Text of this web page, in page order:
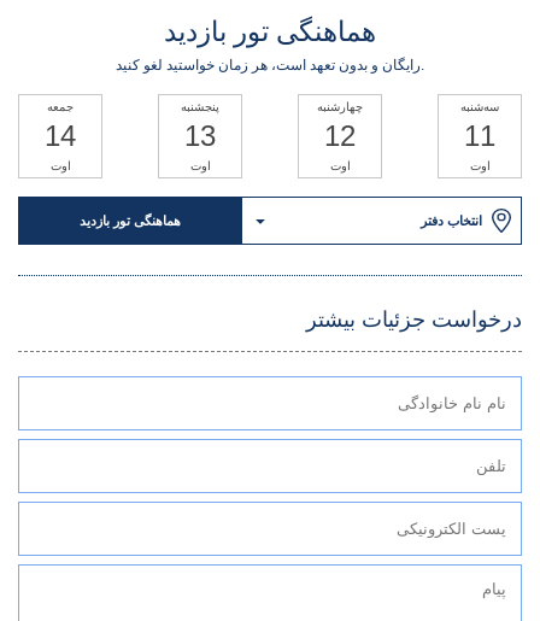
هماهنگی تور بازدید
رایگان و بدون تعهد است، هر زمان خواستید لغو کنید.
سه‌شنبه
11
اوت
چهارشنبه
12
اوت
پنجشنبه
13
اوت
جمعه
14
اوت
انتخاب دفتر هماهنگی تور بازدید
درخواست جزئیات بیشتر